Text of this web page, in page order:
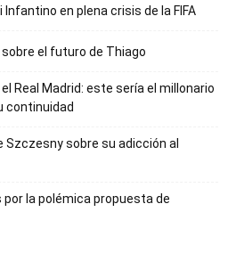
Infantino en plena crisis de la FIFA
el futuro de Thiago
Real Madrid: este sería el millonario
continuidad
Szczesny sobre su adicción al
la polémica propuesta de